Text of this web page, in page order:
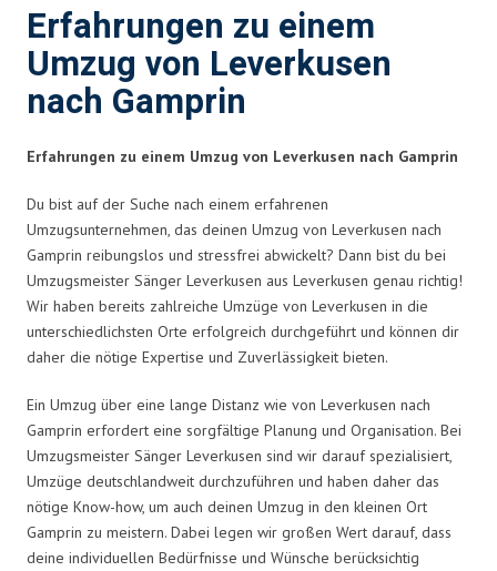
Erfahrungen zu einem
Umzug von Leverkusen
nach Gamprin
Erfahrungen zu einem Umzug von Leverkusen nach Gamprin
Du bist auf der Suche nach einem erfahrenen
Umzugsunternehmen, das deinen Umzug von Leverkusen nach
Gamprin reibungslos und stressfrei abwickelt? Dann bist du bei
Umzugsmeister Sänger Leverkusen aus Leverkusen genau richtig!
Wir haben bereits zahlreiche Umzüge von Leverkusen in die
unterschiedlichsten Orte erfolgreich durchgeführt und können dir
daher die nötige Expertise und Zuverlässigkeit bieten.
Ein Umzug über eine lange Distanz wie von Leverkusen nach
Gamprin erfordert eine sorgfältige Planung und Organisation. Bei
Umzugsmeister Sänger Leverkusen sind wir darauf spezialisiert,
Umzüge deutschlandweit durchzuführen und haben daher das
nötige Know-how, um auch deinen Umzug in den kleinen Ort
Gamprin zu meistern. Dabei legen wir großen Wert darauf, dass
deine individuellen Bedürfnisse und Wünsche berücksichtig